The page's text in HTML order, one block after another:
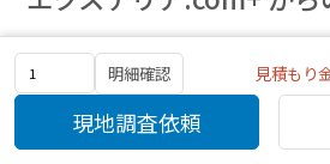
明細確認 見積もり
現地調査依頼